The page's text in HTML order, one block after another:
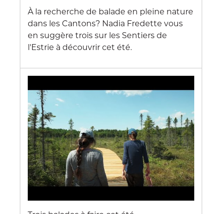
À la recherche de balade en pleine nature
dans les Cantons? Nadia Fredette vous
en suggère trois sur les Sentiers de
l'Estrie à découvrir cet été.